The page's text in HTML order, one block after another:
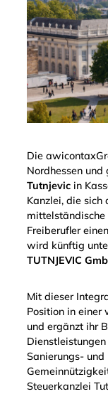
Die
Nordhessen
Tutnjevic in
Kanzlei, die sich
mittelständische
Freiberufler
wird künftig
TUTNJEVIC
Mit dieser
Position in einer
und ergänzt ihr
Sanierungs-
Steuerkanzlei